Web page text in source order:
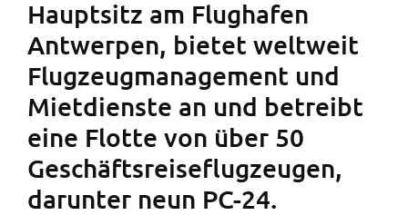
Hauptsitz am Flughafen
Antwerpen, bietet weltweit
Flugzeugmanagement und
Mietdienste an und betreibt
eine Flotte von über 50
Geschäftsreiseflugzeugen,
darunter neun PC-24.